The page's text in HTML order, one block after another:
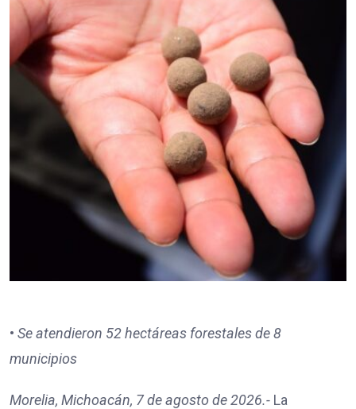
• Se atendieron 52 hectáreas forestales de 8
municipios
Morelia, Michoacán, 7 de agosto de 2026.- La